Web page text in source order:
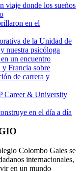
viaje donde los sueños
en el
de la Unidad de
nuestra psicóloga
un encuentro
y Francia sobre
de carrera y
Career & University
en el día a día
Colombo Gales se
internacionales,
en un mundo